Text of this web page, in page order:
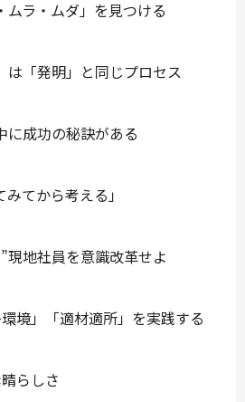
ラ・ムダ」を見つける
「発明」と同じプロセス
成功の秘訣がある
てから考える」
地社員を意識改革せよ
境」「適材適所」を実践する
らしさ